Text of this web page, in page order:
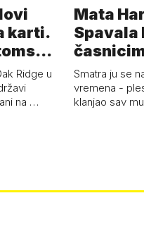
karti.
Ridge u
na …
Mata
Spavala
Smatra ju se
vremena -
klanjao sav